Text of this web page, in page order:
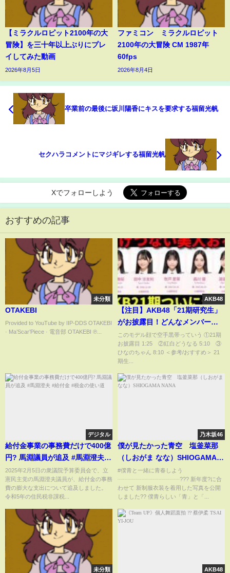
【ミラクルロピット2100年の大
冒険】を三十年以上ぶりにプレ
イしてみた動画
2026年8月5日
ファミコン ミラクルロピット
2100年の大冒険 CM 1987年
60fps
2026年8月4日
卒業前の最後に坂川陽香にキスを要求する福留光帆
セクハラコメントにマジギレする福留光帆
Xでフォローしよう
おすすめの記事
未分類
OTAKEBI
Provided to YouTube by IIP-DDS OTAKEBI
· Ma’Scar’Piece · 電音部 OTAKEBI ℗...
AKB48
【注目】AKB48「21期研究生」
がお披露目！どんなメンバー？
【髙橋舞桜 田中沙友利 牧戸愛茉
森川優 渡邉葵心 紅白歌合戦 リク
アワ 久保姫菜乃】
このモデル顔で空手黒帯っていう ①21期
お披露目 1:25 ②紅白どうなる 5:10 ③
ひなのちゃん 8:10 ＜参考/おすすめ＞ 21
期生...
デジタル
給付金事業の事務費だけで400億
円? 馬淵議員が追及 #馬淵澄夫 #
給付金 #税金の使い道
2025年2月5日の衆議院予算委員会で、立
憲民主党の馬淵澄夫議員が、給付金の事務
費の膨大な支出について追及しました。
令和5年の住民税非課税...
乃木坂46
僕が見たかった青空 塩釜菜那
（しおがま なな）SHIOGAMA
NANA
#僕青と一緒に青春しよう
┈┈┈┈┈┈┈┈┈┈┈??? 新年度?に合
わせて 新制服衣装を着用した写真を公開
しました?? 僕青らしい「青」と「...
未分類 AKB48